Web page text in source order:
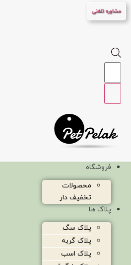
پرش
به
مشاوره تلفنی
Products
فروشگاه
محصولات
تخفیف دار
پلاک ها
پلاک سگ
پلاک گربه
پلاک اسب